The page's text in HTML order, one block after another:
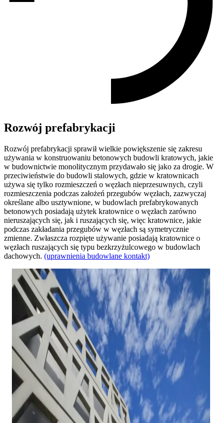
Rozwój prefabrykacji
Rozwój prefabrykacji sprawił wielkie powiększenie się zakresu
używania w konstruowaniu betonowych budowli kratowych, jakie
w budownictwie monolitycznym przydawało się jako za drogie. W
przeciwieństwie do budowli stalowych, gdzie w kratownicach
używa się tylko rozmieszczeń o węzłach nieprzesuwnych, czyli
rozmieszczenia podczas założeń przegubów węzłach, zazwyczaj
określane albo usztywnione, w budowlach prefabrykowanych
betonowych posiadają użytek kratownice o węzłach zarówno
nieruszających się, jak i ruszających się, więc kratownice, jakie
podczas zakładania przegubów w węzłach są symetrycznie
zmienne. Zwłaszcza rozpięte używanie posiadają kratownice o
węzłach ruszających się typu bezkrzyżulcowego w budowlach
dachowych. (uprawnienia budowlane kontakt)